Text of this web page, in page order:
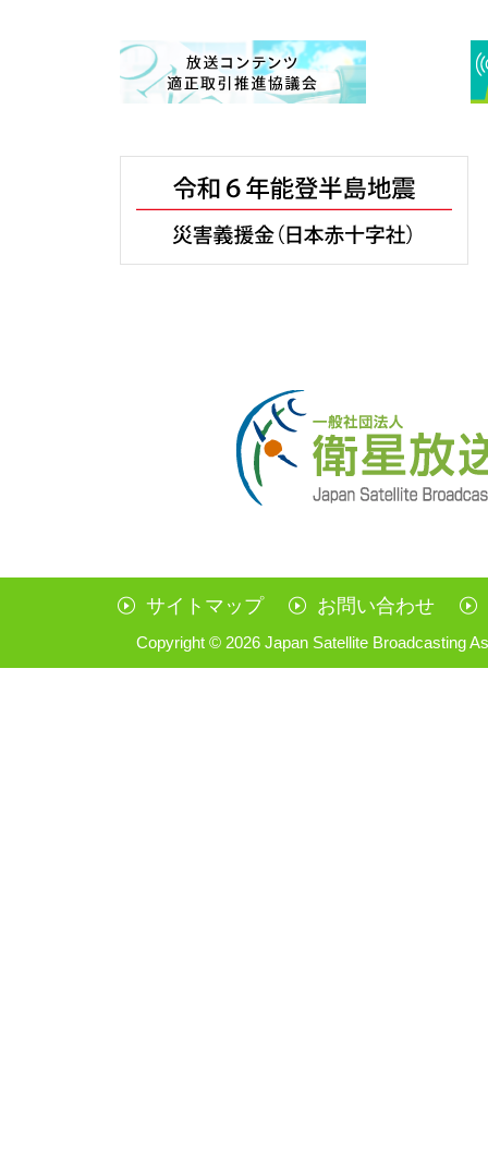
サイトマップ お問い合わせ
Copyright © 2026 Japan Satellite Broadcasting